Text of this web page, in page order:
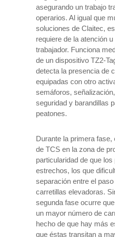
asegurando un trabajo
operarios. Al igual que
soluciones de Claitec,
requiere de la atención
trabajador. Funciona
de un dispositivo TZ2-
detecta la presencia de
equipadas con otro
semáforos,
seguridad y barandillas
peatones.
Durante la primera
de TCS en la zona de
particularidad de que
estrechos, los que
separación entre el
carretillas elevadoras.
segunda fase ocurre
un mayor número de
hecho de que hay más
que éstas transitan a